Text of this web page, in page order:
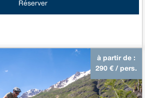
Réserver
à partir de :
290 € / pers.